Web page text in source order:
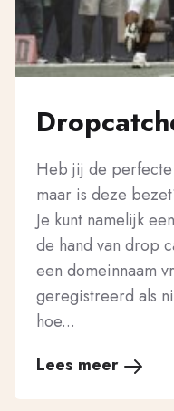
Heb jij de perfecte
maar is deze
Je kunt namelijk
de hand van drop
een domeinnaam
geregistreerd als
hoe...
Lees meer